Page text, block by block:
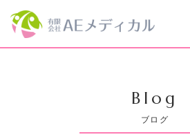
Blog
ブログ